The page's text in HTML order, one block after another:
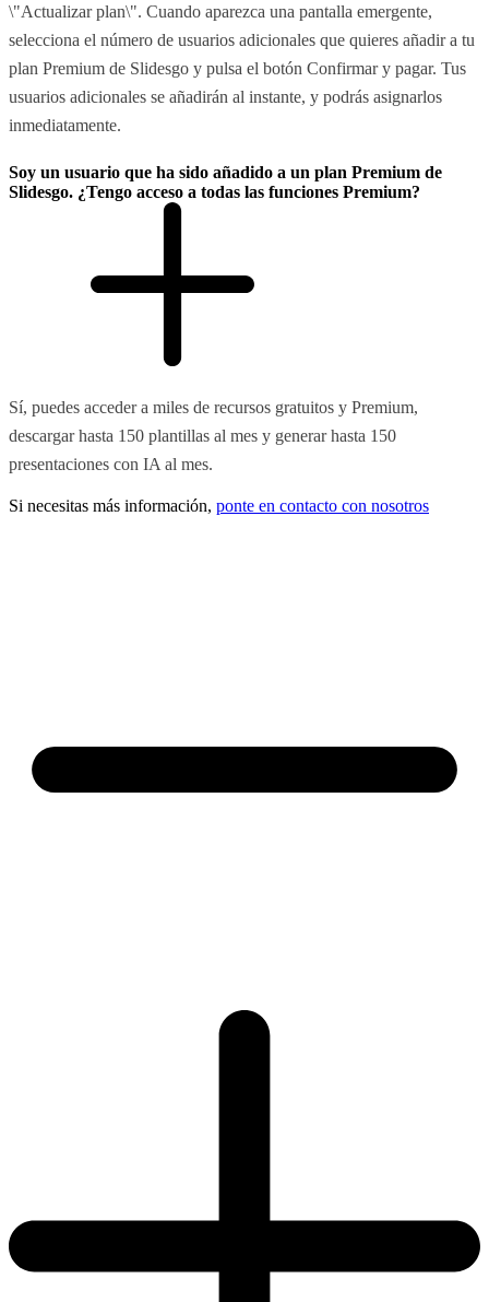
\"Actualizar plan\". Cuando aparezca una pantalla emergente,
selecciona el número de usuarios adicionales que quieres añadir a tu
plan Premium de Slidesgo y pulsa el botón Confirmar y pagar. Tus
usuarios adicionales se añadirán al instante, y podrás asignarlos
inmediatamente.
Soy un usuario que ha sido añadido a un plan Premium de
Slidesgo. ¿Tengo acceso a todas las funciones Premium?
Sí, puedes acceder a miles de recursos gratuitos y Premium,
descargar hasta 150 plantillas al mes y generar hasta 150
presentaciones con IA al mes.
Si necesitas más información, ponte en contacto con nosotros